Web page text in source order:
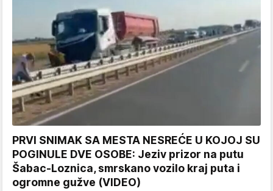
PRVI SNIMAK SA MESTA NESREĆE U KOJOJ SU
POGINULE DVE OSOBE: Jeziv prizor na putu
Šabac-Loznica, smrskano vozilo kraj puta i
ogromne gužve (VIDEO)